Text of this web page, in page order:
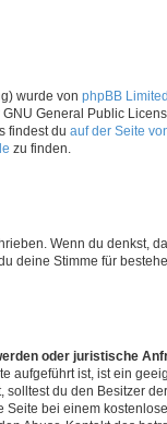
wurde von phpBB
General Public
findest du auf der Seite
zu finden.
Wenn du denkst,
du deine Stimme für
oder juristische
aufgeführt ist, ist ein
solltest du den Besitzer
bei einem